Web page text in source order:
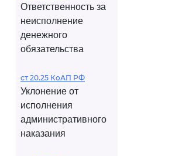
Ответственность за
неисполнение
денежного
обязательства
ст 20.25 КоАП РФ
Уклонение от
исполнения
административного
наказания